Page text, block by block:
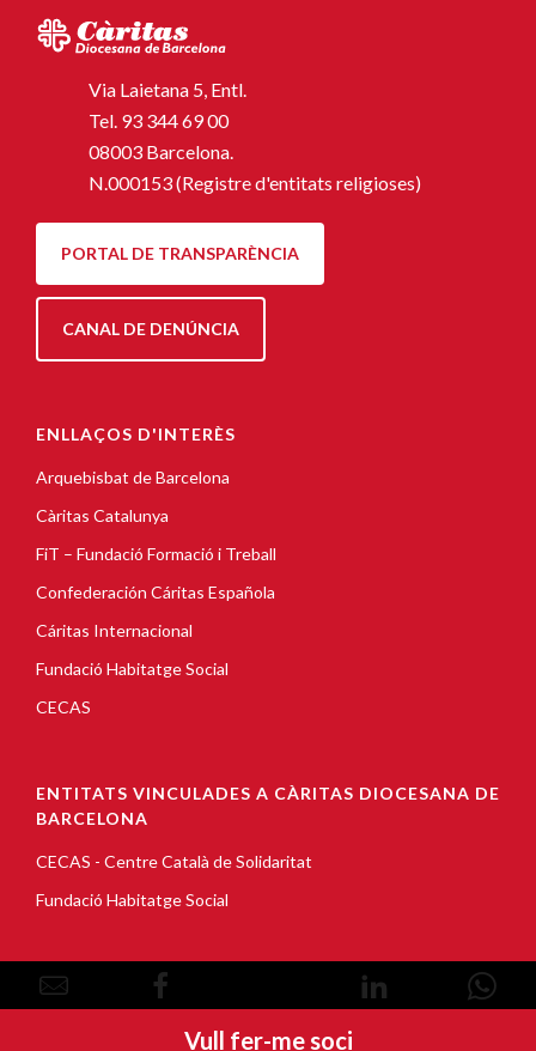
Via Laietana 5, Entl.
Tel. 93 344 69 00
08003 Barcelona.
N.000153 (Registre d'entitats religioses)
PORTAL DE TRANSPARÈNCIA
CANAL DE DENÚNCIA
ENLLAÇOS D'INTERÈS
Arquebisbat de Barcelona
Càritas Catalunya
FiT – Fundació Formació i Treball
Confederación Cáritas Española
Cáritas Internacional
Fundació Habitatge Social
CECAS
ENTITATS VINCULADES A CÀRITAS DIOCESANA DE
BARCELONA
CECAS - Centre Català de Solidaritat
Fundació Habitatge Social
© Copyright 2026, Càritas Barcelona |Avís Legal|
Política de cookies|Política de privacitat
Vull fer-me soci